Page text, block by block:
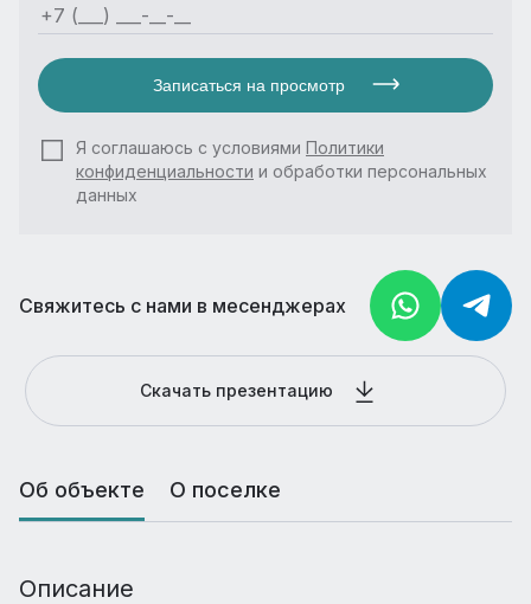
Записаться на просмотр
Я соглашаюсь с условиями Политики
конфиденциальности и обработки персональных
данных
Свяжитесь с нами в месенджерах
Скачать презентацию
Об объекте О поселке
Описание